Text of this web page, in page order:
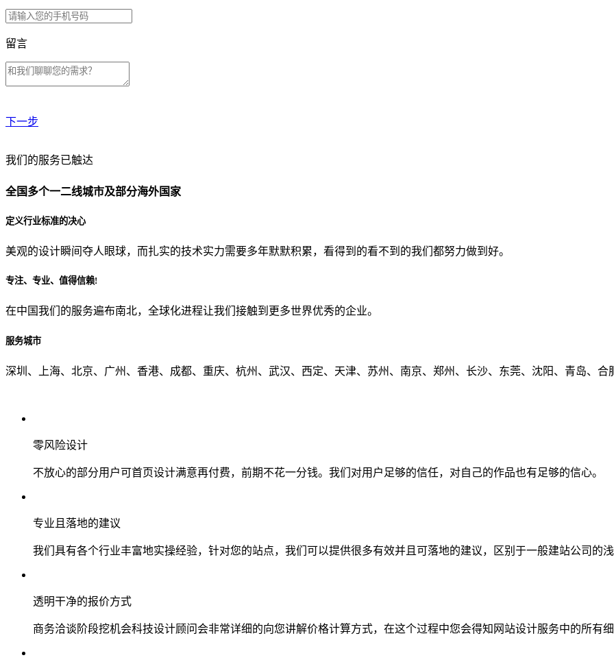
留言
下一步
贵公司预算范围是？
贵公司的团队规模是？
从哪里了解到我们？
我们的服务已触达
全国多个一二线城市及部分海外国家
定义行业标准的决心
美观的设计瞬间夺人眼球，而扎实的技术实力需要多年默默积累，看得到的看不到的我们都努力做到好。
专注、专业、值得信赖!
在中国我们的服务遍布南北，全球化进程让我们接触到更多世界优秀的企业。
服务城市
深圳、上海、北京、广州、香港、成都、重庆、杭州、武汉、西定、天津、苏州、南京、郑州、长沙、东莞、沈阳、青岛、合
零风险设计
不放心的部分用户可首页设计满意再付费，前期不花一分钱。我们对用户足够的信任，对自己的作品也有足够的信心。
专业且落地的建议
我们具有各个行业丰富地实操经验，针对您的站点，我们可以提供很多有效并且可落地的建议，区别于一般建站公司的
透明干净的报价方式
商务洽谈阶段挖机会科技设计顾问会非常详细的向您讲解价格计算方式，在这个过程中您会得知网站设计服务中的所有